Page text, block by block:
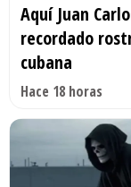
Aquí Juan
recordado
cubana
Hace 18 horas